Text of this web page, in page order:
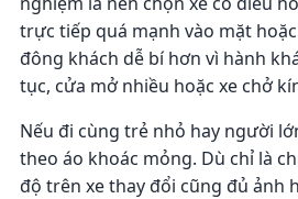
trực tiếp quá mạnh vào mặt
đông khách dễ bí hơn vì hành
tục, cửa mở nhiều hoặc xe chở
Nếu đi cùng trẻ nhỏ hay người
theo áo khoác mỏng. Dù chỉ là
độ trên xe thay đổi cũng đủ ảnh